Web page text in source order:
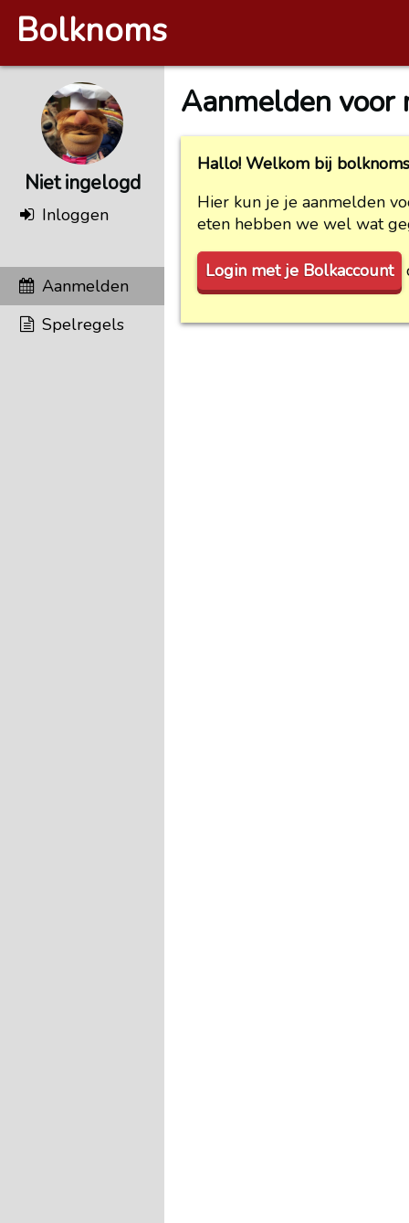
Bolknoms
Niet ingelogd
Inloggen
Aanmelden
Spelregels
Aanmelden voor
Hallo! Welkom bij
Hier kun je je aanmelden
eten hebben we wel wat
Login met je Bolkaccount